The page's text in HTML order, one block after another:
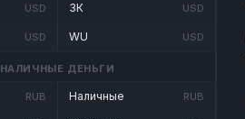
USD
USD
ЗК USD
WU USD
НАЛИЧНЫЕ ДЕНЬГИ
RUB Наличные RUB